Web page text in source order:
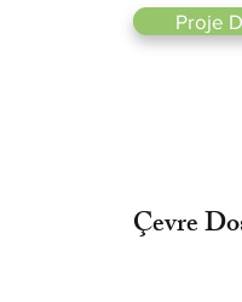
Proje
Çevre